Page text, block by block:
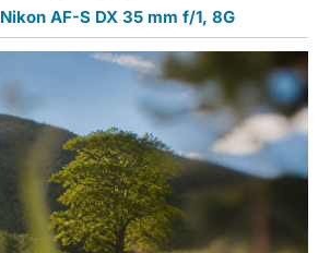
AF-S DX 35 mm f/1, 8G